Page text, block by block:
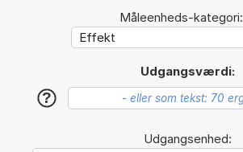
Måleenheds-kategori:
Udgangsværdi:
?
Udgangsenhed: